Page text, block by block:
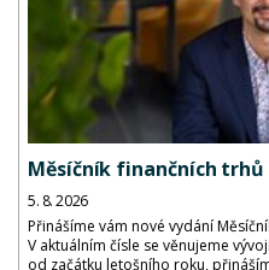
Měsíčník finančních trhů
5. 8. 2026
Přinášíme vám nové vydání
V aktuálním čísle se věnujeme
od začátku letošního roku,